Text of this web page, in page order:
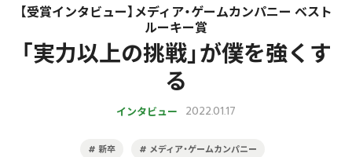
【受賞インタビュー】メディア・ゲームカンパニー ベスト
ルーキー賞
「実力以上の挑戦」が僕を強くす
る
インタビュー 2022.01.17
# 新卒 # メディア・ゲームカンパニー